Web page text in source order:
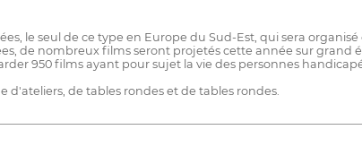
le seul de ce type en Europe du Sud-Est, qui sera
de nombreux films seront projetés cette année sur grand
950 films ayant pour sujet la vie des personnes
d'ateliers, de tables rondes et de tables rondes.